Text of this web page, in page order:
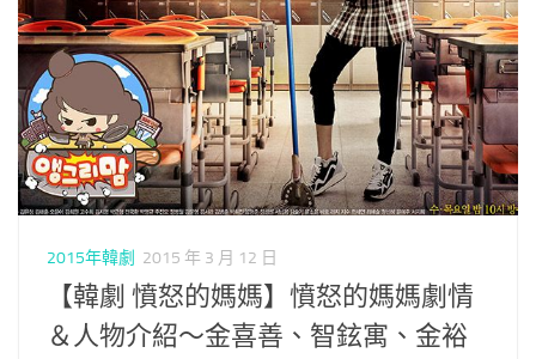
2015年韓劇 2015 年 3 月 12 日
【韓劇 憤怒的媽媽】憤怒的媽媽劇情
＆人物介紹～金喜善、智鉉寓、金裕